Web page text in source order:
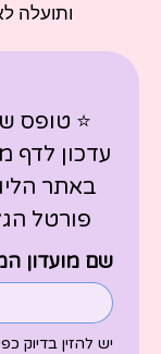
ותועלה
באתר הליו Hallyu.co.il
פורטל
שם מועדון